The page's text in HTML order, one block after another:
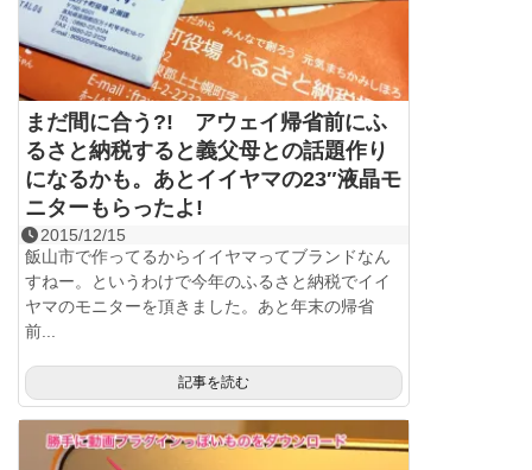
まだ間に合う?! アウェイ帰省前にふ
るさと納税すると義父母との話題作り
になるかも。あとイイヤマの23″液晶モ
ニターもらったよ!
2015/12/15
飯山市で作ってるからイイヤマってブランドなん
すねー。というわけで今年のふるさと納税でイイ
ヤマのモニターを頂きました。あと年末の帰省
前...
記事を読む